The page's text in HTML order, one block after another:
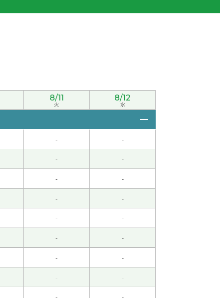
式上课哦
适合的公司( 女性 )
からもよろしくお願いいたします。
8/11
火
8/12
水
- -
- -
- -
- -
- -
- -
- -
- -